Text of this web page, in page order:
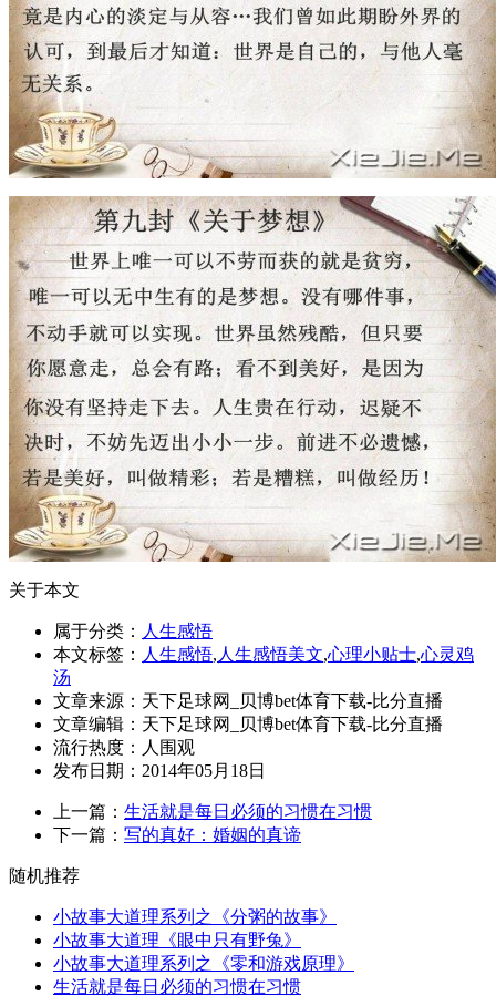
关于本文
属于分类： 人生感悟
本文标签： 人生感悟, 人生感悟美文,心理小贴士,心灵鸡
汤
文章来源：天下足球网_贝博bet体育下载-比分直播
文章编辑：天下足球网_贝博bet体育下载-比分直播
流行热度： 人围观
发布日期：2014年05月18日
上一篇： 生活就是每日必须的习惯在习惯
下一篇： 写的真好：婚姻的真谛
随机推荐
小故事大道理系列之《分粥的故事》
小故事大道理《眼中只有野兔》
小故事大道理系列之《零和游戏原理》
生活就是每日必须的习惯在习惯